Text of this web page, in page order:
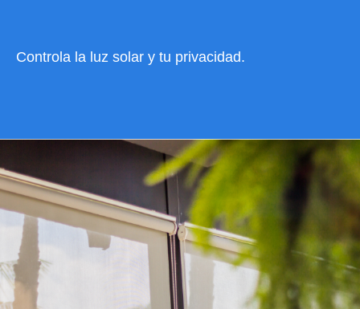
Controla la luz solar y tu privacidad.
VER CATÁLOGO